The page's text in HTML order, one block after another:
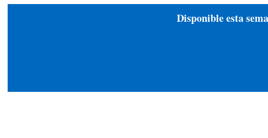
Disponible esta